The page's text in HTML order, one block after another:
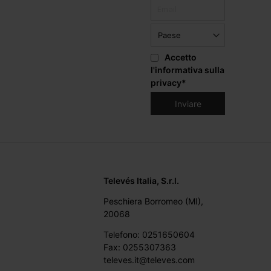
Accetto
l'informativa sulla
privacy*
Televés Italia, S.r.l.
Peschiera Borromeo (MI),
20068
Telefono: 0251650604
Fax: 0255307363
televes.it@televes.com